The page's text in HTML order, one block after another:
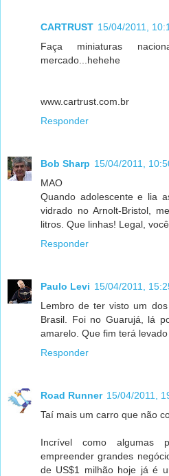
CARTRUST 15/04/2011,
Faça miniaturas
mercado...hehehe
www.cartrust.com.br
Responder
Bob Sharp 15/04/2011,
MAO
Quando adolescente e lia
vidrado no Arnolt-Bristol,
litros. Que linhas! Legal,
Responder
Paulo Levi 15/04/2011,
Lembro de ter visto um
Brasil. Foi no Guarujá, lá
amarelo. Que fim terá
Responder
Road Runner 15/04/2011,
Taí mais um carro que não
Incrível como algumas
empreender grandes
de US$1 milhão hoje já é